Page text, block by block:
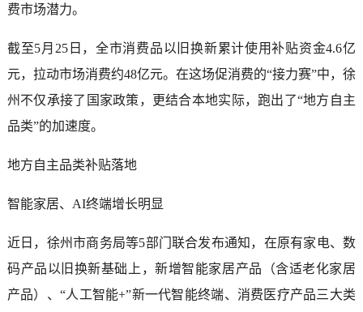
费市场潜力。
截至5月25日，全市消费品以旧换新累计使用补贴资金4.6亿
元，拉动市场消费约48亿元。在这场促消费的“接力赛”中，徐
州不仅承接了国家政策，更结合本地实际，跑出了“地方自主
品类”的加速度。
地方自主品类补贴落地
智能家居、AI终端增长明显
近日，徐州市商务局等5部门联合发布通知，在原有家电、数
码产品以旧换新基础上，新增智能家居产品（含适老化家居
产品）、“人工智能+”新一代智能终端、消费医疗产品三大类